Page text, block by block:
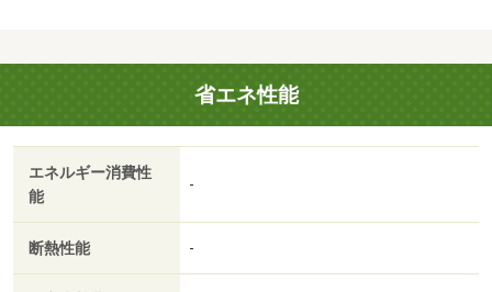
に誰が来たのかを確認できるので防犯対策につながりま
す。自転車を停めることが可能な物件です。当社は高松市
に密着しており、多種多様な賃貸住宅情報をお取り扱いし
ております。ご希望の条件がございましたら、当社へお問
い合わせ下さい。・賃貸保証等：加入要（保証会社の利
用 利用料の１００％～１２０％）・鍵交換代：あり１
省エネ性能
エネルギー消費性
能
-
断熱性能 -